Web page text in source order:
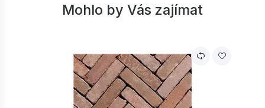
Mohlo by Vás zajímat